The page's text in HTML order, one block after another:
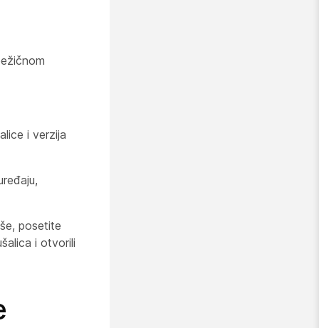
i verzija
posetite
i otvorili